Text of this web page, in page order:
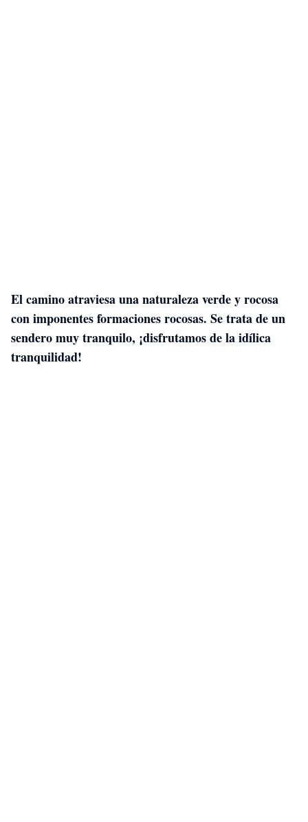
El camino atraviesa una naturaleza verde y rocosa
con imponentes formaciones rocosas. Se trata de un
sendero muy tranquilo, ¡disfrutamos de la idílica
tranquilidad!